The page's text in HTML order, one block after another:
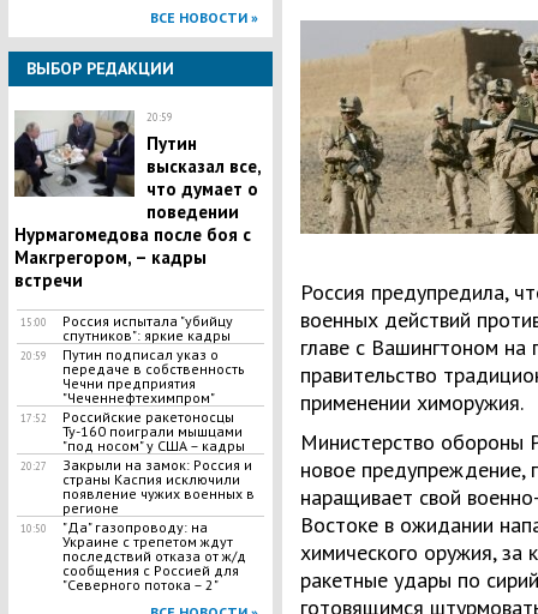
ВСЕ НОВОСТИ »
ВЫБОР РЕДАКЦИИ
20:59
Путин
высказал все,
что думает о
поведении
Нурмагомедова после боя с
Макгрегором, – кадры
встречи
15:00
Россия испытала "убийцу
спутников": яркие кадры
20:59
Путин подписал указ о
передаче в собственность
Чечни предприятия
"Чеченнефтехимпром"
17:52
Российские ракетоносцы
Ту-160 поиграли мышцами
"под носом" у США – кадры
20:27
Закрыли на замок: Россия и
страны Каспия исключили
появление чужих военных в
регионе
10:50
"Да" газопроводу: на
Украине с трепетом ждут
последствий отказа от ж/д
сообщения с Россией для
"Северного потока – 2"
Россия предупредила,
военных действий
главе с Вашингтоном
правительство
применении химоружия.
Министерство обороны
новое предупреждение,
наращивает свой
Востоке в ожидании
химического оружия, за
ракетные удары по
готовящимся